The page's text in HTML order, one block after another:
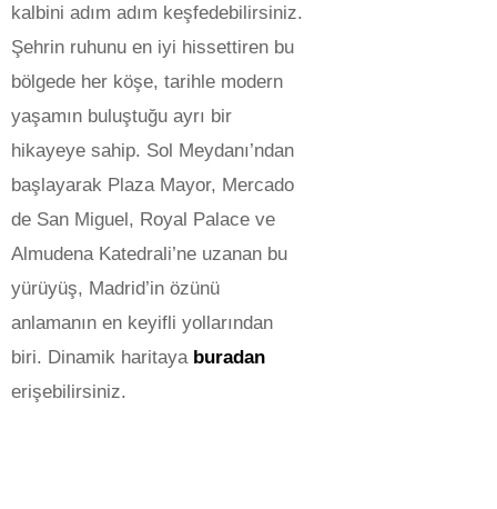
kalbini adım adım keşfedebilirsiniz.
Şehrin ruhunu en iyi hissettiren bu
bölgede her köşe, tarihle modern
yaşamın buluştuğu ayrı bir
hikayeye sahip. Sol Meydanı’ndan
başlayarak Plaza Mayor, Mercado
de San Miguel, Royal Palace ve
Almudena Katedrali’ne uzanan bu
yürüyüş, Madrid’in özünü
anlamanın en keyifli yollarından
biri. Dinamik haritaya buradan
erişebilirsiniz.